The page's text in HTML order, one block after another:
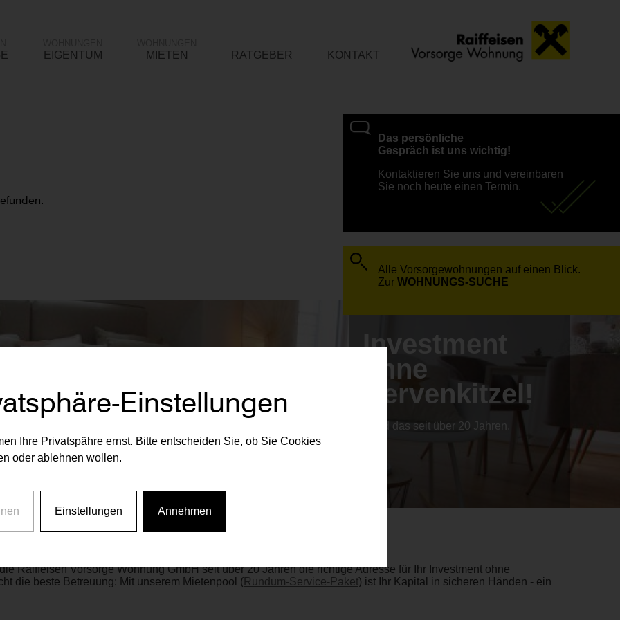
Das persönliche
Gespräch ist uns wichtig!
Kontaktieren Sie uns und vereinbaren
Sie noch heute einen Termin.
Alle Vorsorgewohnungen auf einen Blick.
Zur WOHNUNGS-SUCHE
EIGENTUM MIETEN RATGEBER KONTAKT
Investment
ohne
Nervenkitzel!
...und das seit über 20 Jahren.
Raiffeisen Vorsorge Wohnung GmbH seit über 20 Jahren die richtige Adresse für Ihr Investment ohne
die beste Betreuung: Mit unserem Mietenpool (Rundum-Service-Paket) ist Ihr Kapital in sicheren Händen - ein
Einstellungen
Ihre Privatspähre ernst. Bitte entscheiden Sie, ob Sie Cookies
oder ablehnen wollen.
Einstellungen Annehmen